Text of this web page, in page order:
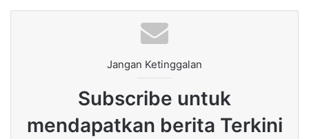
Jangan Ketinggalan
Subscribe untuk
mendapatkan berita Terkini